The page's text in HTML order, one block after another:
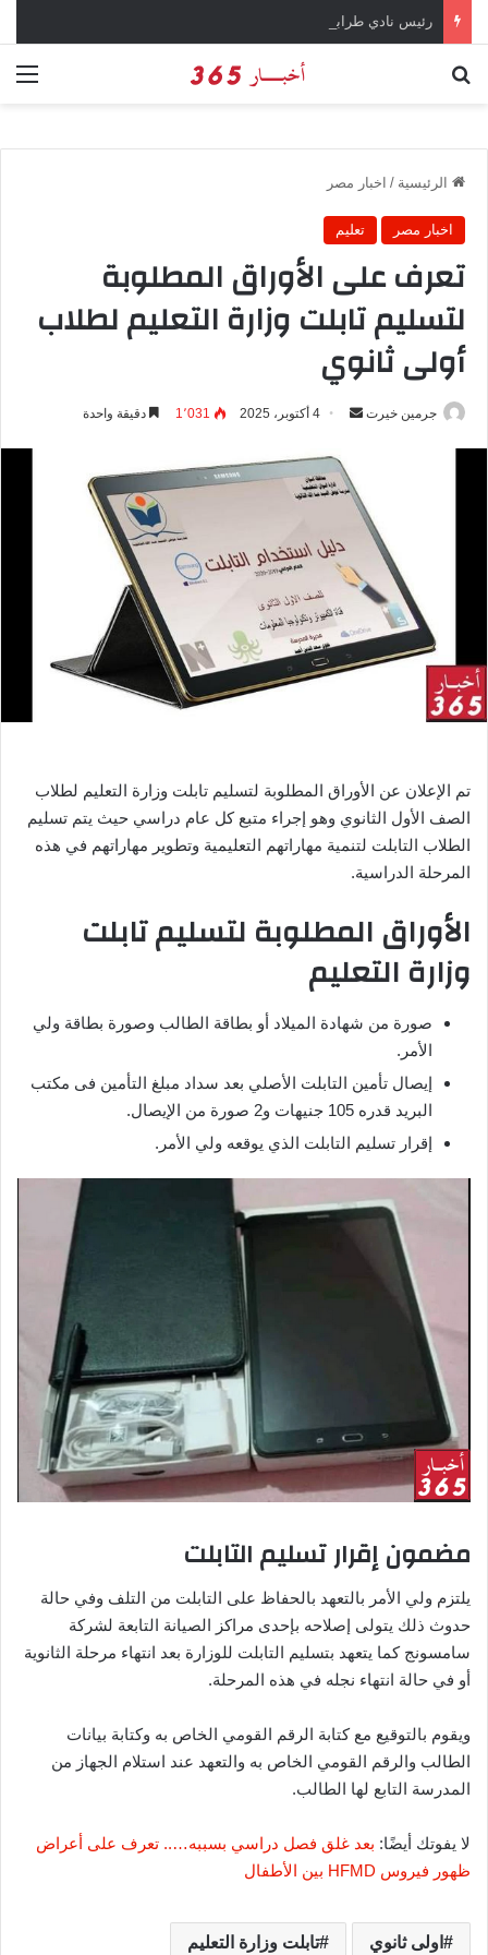
الرئيسية / اخبار مصر
اخبار مصر تعليم
تعرف على الأوراق المطلوبة
لتسليم تابلت وزارة التعليم لطلاب
أولى ثانوي
جرمين خيرت
س
ل
ر
ي
إ
ل
و
ي
4 أكتوبر، 2025 1٬031 دقيقة واحدة
تم الإعلان عن الأوراق المطلوبة لتسليم تابلت وزارة التعليم لطلاب
الصف الأول الثانوي وهو إجراء متبع كل عام دراسي حيث يتم تسليم
الطلاب التابلت لتنمية مهاراتهم التعليمية وتطوير مهاراتهم في هذه
المرحلة الدراسية.
الأوراق المطلوبة لتسليم تابلت
وزارة التعليم
صورة من شهادة الميلاد أو بطاقة الطالب وصورة بطاقة ولي
الأمر.
إيصال تأمين التابلت الأصلي بعد سداد مبلغ التأمين فى مكتب
البريد قدره 105 جنيهات و2 صورة من الإيصال.
إقرار تسليم التابلت الذي يوقعه ولي الأمر.
مضمون إقرار تسليم التابلت
يلتزم ولي الأمر بالتعهد بالحفاظ على التابلت من التلف وفي حالة
حدوث ذلك يتولى إصلاحه بإحدى مراكز الصيانة التابعة لشركة
سامسونج كما يتعهد بتسليم التابلت للوزارة بعد انتهاء مرحلة الثانوية
أو في حالة انتهاء نجله في هذه المرحلة.
ويقوم بالتوقيع مع كتابة الرقم القومي الخاص به وكتابة بيانات
الطالب والرقم القومي الخاص به والتعهد عند استلام الجهاز من
المدرسة التابع لها الطالب.
لا يفوتك أيضًا: بعد غلق فصل دراسي بسببه….. تعرف على أعراض
ظهور فيروس HFMD بين الأطفال
اولى ثانوي تابلت وزارة التعليم